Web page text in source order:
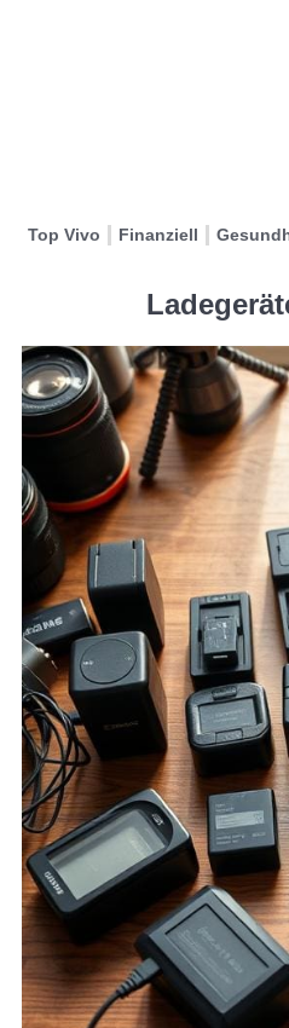
Top Vivo Finanziell